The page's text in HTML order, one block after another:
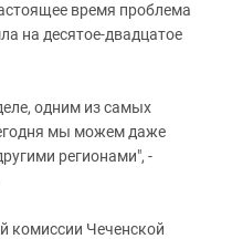
время проблема
на десятое-двадцатое
одним из самых
мы можем даже
регионами", -
комиссии Чеченской